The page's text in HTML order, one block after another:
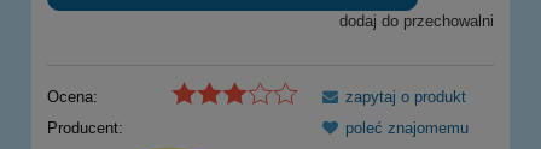
dodaj do przechowalni
Ocena:
Producent:
zapytaj o produkt
poleć znajomemu